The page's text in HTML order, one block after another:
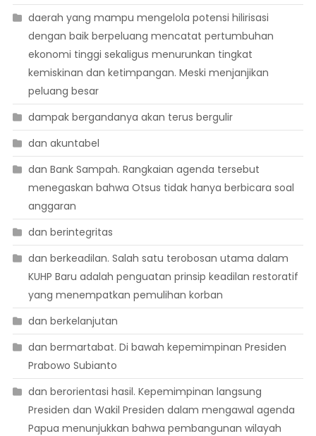
daerah yang mampu mengelola potensi hilirisasi
dengan baik berpeluang mencatat pertumbuhan
ekonomi tinggi sekaligus menurunkan tingkat
kemiskinan dan ketimpangan. Meski menjanjikan
peluang besar
dampak bergandanya akan terus bergulir
dan akuntabel
dan Bank Sampah. Rangkaian agenda tersebut
menegaskan bahwa Otsus tidak hanya berbicara soal
anggaran
dan berintegritas
dan berkeadilan. Salah satu terobosan utama dalam
KUHP Baru adalah penguatan prinsip keadilan restoratif
yang menempatkan pemulihan korban
dan berkelanjutan
dan bermartabat. Di bawah kepemimpinan Presiden
Prabowo Subianto
dan berorientasi hasil. Kepemimpinan langsung
Presiden dan Wakil Presiden dalam mengawal agenda
Papua menunjukkan bahwa pembangunan wilayah